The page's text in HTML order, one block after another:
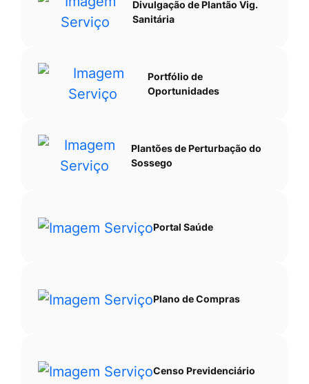
Divulgação de Plantão Vig.
Sanitária
Portfólio de
Oportunidades
Plantões de Perturbação do
Sossego
Portal Saúde
Plano de Compras
Censo Previdenciário